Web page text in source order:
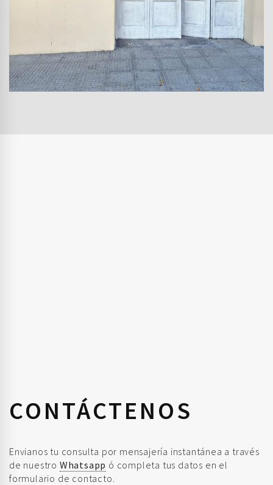
CONTÁCTENOS
Envianos tu consulta por mensajería instantánea a través
de nuestro Whatsapp ó completa tus datos en el
formulario de contacto.